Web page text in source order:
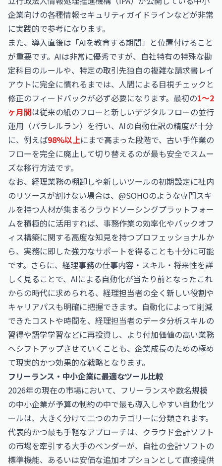
企業向けの各種情報セキュリティガイドラインなどが非常
に実践的で参考になります。
また、導入直後は「AIを教育する期間」と位置付けること
が重要です。AIは非常に優秀ですが、自社特有の特殊な勘
定科目のルールや、特定の取引先独自の複雑な請求書レイ
アウトに完全に慣れるまでは、人間による目視チェックと
修正のフィードバックが必ず必要になります。最初の1〜2
ヶ月間は従来の紙のフローと新しいデジタルフローの並行
運用（パラレルラン）を行い、AIの自動仕訳の精度が十分
に、例えば98%以上にまで高まった段階で、古い手作業の
フローを完全に廃止して切り替えるのが最も安全でスムー
ズな移行方法です。
なお、経理業務の棚卸しや新しいツールの初期設定に社内
のリソースが割けない場合は、@SOHOのような専門スキ
ルを持つ人材が集まるクラウドソーシングプラットフォー
ムを積極的に活用すれば、事務作業の効率化やバックオフ
ィス構築に関する高度な知見を持つプロフェッショナルか
ら、実務に即した強力なサポートを得ることも十分に可能
です。さらに、経理事務の仕事内容・スキル・将来性を詳
しく見ることで、AIによる自動化が当たり前となったこれ
からの時代に求められる、経理担当者の全く新しい役割や
キャリアパスも明確に把握できます。自動化によって削減
できたコストや時間を、経理担当者のデータ分析スキルの
習得や語学学習などに再投資し、より付加価値の高い業務
へシフトアップさせていくことも、企業成長のための極め
て現実的かつ効果的な戦略となります。
フリーランス・中小企業に最適なツール比較
2026年の現在の市場において、フリーランスや数名規模
の中小企業が予算の制約の中で最も導入しやすい自動化ツ
ールは、大きく分けて二つのカテゴリーに分類されます。
代表的かつ最も手軽なアプローチは、クラウド会計ソフト
の市場を牽引する大手のベンダーが、自社の会計ソフトの
標準機能、あるいは安価な追加オプションとして直接提供